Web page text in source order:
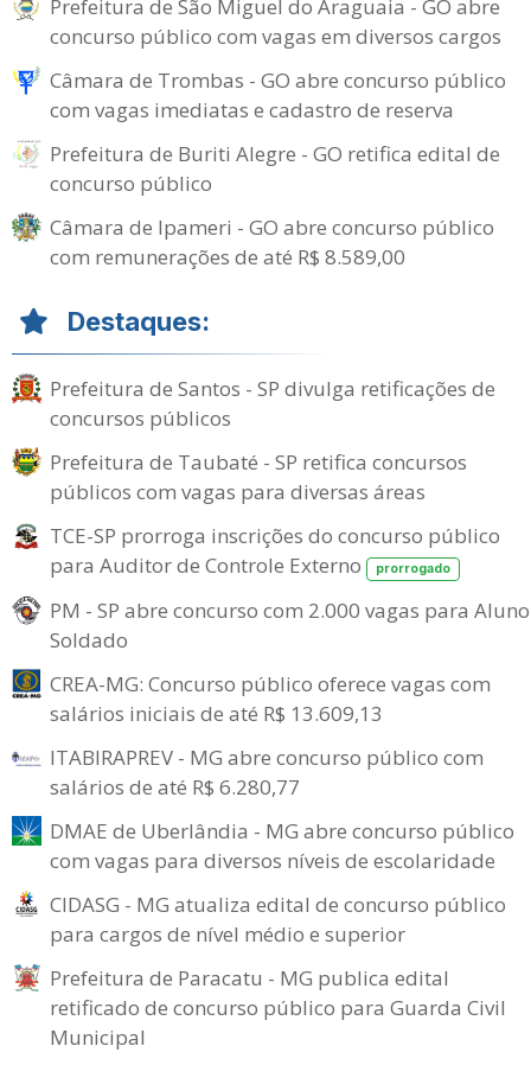
Prefeitura de São Miguel do Araguaia - GO abre
concurso público com vagas em diversos cargos
Câmara de Trombas - GO abre concurso público
com vagas imediatas e cadastro de reserva
Prefeitura de Buriti Alegre - GO retifica edital de
concurso público
Câmara de Ipameri - GO abre concurso público
com remunerações de até R$ 8.589,00
Destaques:
Prefeitura de Santos - SP divulga retificações de
concursos públicos
Prefeitura de Taubaté - SP retifica concursos
públicos com vagas para diversas áreas
TCE-SP prorroga inscrições do concurso público
para Auditor de Controle Externo
prorrogado
PM - SP abre concurso com 2.000 vagas para
Soldado
CREA-MG: Concurso público oferece vagas com
salários iniciais de até R$ 13.609,13
ITABIRAPREV - MG abre concurso público com
salários de até R$ 6.280,77
DMAE de Uberlândia - MG abre concurso público
com vagas para diversos níveis de escolaridade
CIDASG - MG atualiza edital de concurso público
para cargos de nível médio e superior
Prefeitura de Paracatu - MG publica edital
retificado de concurso público para Guarda Civil
Municipal